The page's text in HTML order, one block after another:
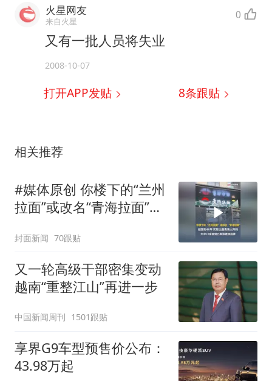
火星网友
来自火星 0
又有一批人员将失业
2008-10-07
打开APP发贴 8条跟贴
相关推荐
#媒体原创 你楼下的“兰州
拉面”或改名“青海拉面”，
海人开的，天津72家面馆
已集体更换招牌
封面新闻 70跟贴
又一轮高级干部密集变动
越南“重整江山”再进一步
中国新闻周刊 1501跟贴
享界G9车型预售价公布：
43.98万起